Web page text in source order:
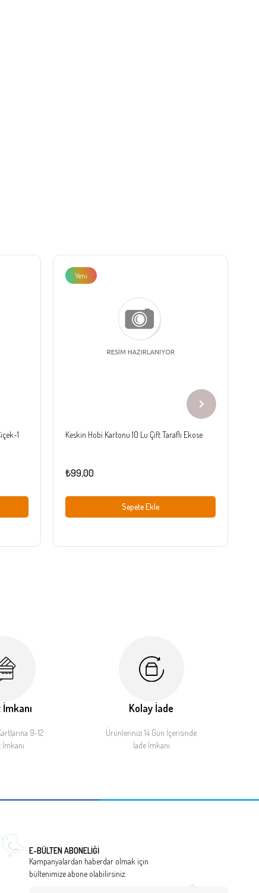
1 Keskin Hobi Kartonu 10 Lu Çift Taraflı Ekose
₺99,00
Sepete Ekle
Yeni
9-12
Kolay İade
Ürünlerinizi 14 Gün İçerisinde
İade İmkanı
E-BÜLTEN ABONELİĞİ
Kampanyalardan haberdar olmak için
bültenimize abone olabilirsiniz.